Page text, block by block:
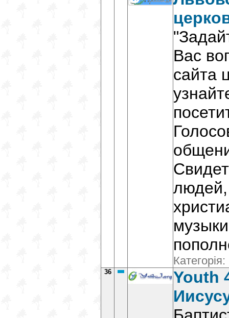
Вас
сайта
людей,
Категорія:
36
Youth